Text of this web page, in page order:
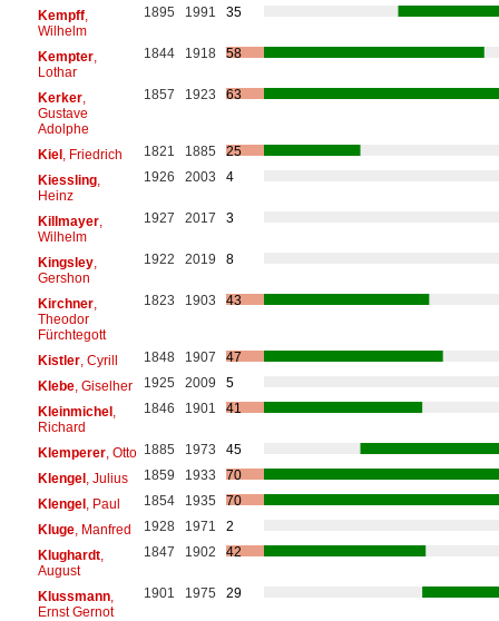
Kempff,
Wilhelm
1895 1991 35
Kempter,
Lothar
1844 1918 58
Kerker,
Gustave
Adolphe
1857 1923 63
Kiel, Friedrich 1821 1885
25
Kiessling,
Heinz
1926 2003 4
Killmayer,
Wilhelm
1927 2017 3
Kingsley,
Gershon
1922 2019 8
Kirchner,
Theodor
Fürchtegott
1823 1903 43
Kistler, Cyrill 1848 1907
47
Klebe, Giselher 1925 2009
5
Kleinmichel,
Richard
1846 1901 41
Klemperer, Otto 1885 1973
45
Klengel, Julius 1859 1933
70
Klengel, Paul 1854 1935
70
Kluge, Manfred 1928 1971
2
Klughardt,
August
1847 1902 42
Klussmann,
Ernst Gernot
1901 1975 29